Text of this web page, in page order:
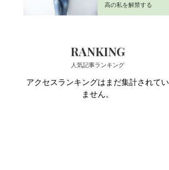
高の私を解禁する
RANKING
人気記事ランキング
アクセスランキングはまだ集計されてい
ません。